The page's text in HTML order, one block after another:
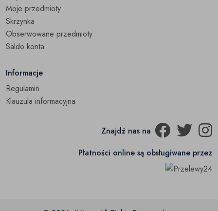
Śniegowce (0)
Trampki
Pozostałe
Moje przedmioty
Skrzynka
Obserwowane przedmioty
Saldo konta
Informacje
Regulamin
Klauzula informacyjna
Znajdź nas na
Płatności online są obsługiwane przez